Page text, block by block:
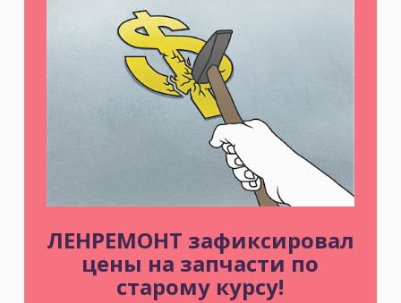
ЛЕНРЕМОНТ зафиксировал
цены на запчасти по
старому курсу!